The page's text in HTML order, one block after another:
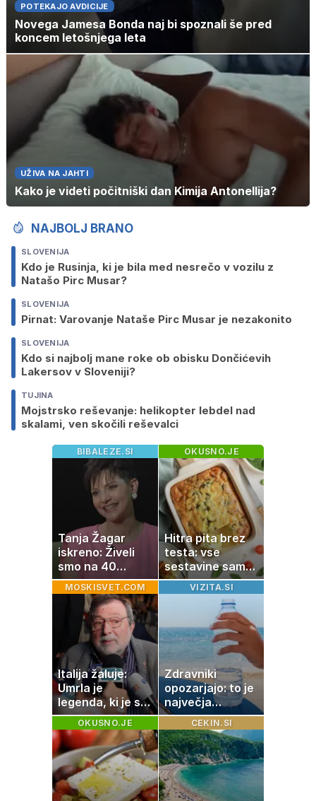
POTEKAJO AVDICIJE
Novega Jamesa Bonda naj bi spoznali še pred
koncem letošnjega leta
UŽIVA NA JAHTI
Kako je videti počitniški dan Kimija Antonellija?
NAJBOLJ BRANO
SLOVENIJA
Kdo je Rusinja, ki je bila med nesrečo v vozilu z
Natašo Pirc Musar?
SLOVENIJA
Pirnat: Varovanje Nataše Pirc Musar je nezakonito
SLOVENIJA
Kdo si najbolj mane roke ob obisku Dončićevih
Lakersov v Sloveniji?
TUJINA
Mojstrsko reševanje: helikopter lebdel nad
skalami, ven skočili reševalci
BIBALEZE.SI
Tanja Žagar
iskreno: Živeli
smo na 40
kvadratih, a
imela sem vse,
kar otrok
potrebuje
OKUSNO.JE
Hitra pita brez
testa: vse
sestavine samo
zmešate in
pečica opravi
MOSKISVET.COM
Italija žaluje:
Umrla je
legenda, ki je s
svojimi pesmimi
zaznamovala
Italijo
VIZITA.SI
Zdravniki
opozarjajo: to je
največja
napaka, ki jo
ljudje delajo med
vročino
OKUSNO.JE CEKIN.SI